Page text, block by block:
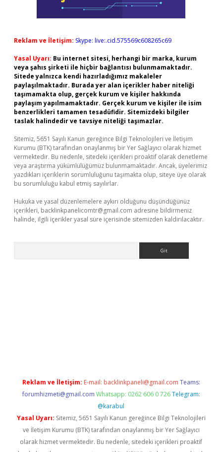
Reklam ve İletişim: Skype: live:.cid.575569c608265c69
Yasal Uyarı: Bu internet sitesi, herhangi bir marka, kurum
veya şahıs şirketi ile hiçbir bağlantısı bulunmamaktadır.
Sitede yalnızca kendi hazırladığımız makaleler
paylaşılmaktadır. Burada yer alan içerikler haber niteliği
taşımamakta olup, gerçek kurum ve kişiler hakkında
paylaşım yapılmamaktadır. Gerçek kurum ve kişiler ile isim
benzerlikleri tamamen tesadüfidir. Sitemizdeki bilgiler
taslak halindedir ve tavsiye niteliği taşımazlar.
Sitemiz, 5651 Sayılı Kanun gereğince Bilgi Teknolojileri ve İletişim
Kurumu (BTK) tarafından onaylanmış bir Yer Sağlayıcı olarak hizmet
vermektedir. Bu nedenle, sitedeki içerikleri proaktif olarak denetleme
veya araştırma yükümlülüğümüz bulunmamaktadır. Ancak, üyelerimiz
yazdıkları içeriklerin sorumluluğunu taşımakta olup, siteye üye olarak
bu sorumluluğu kabul etmiş sayılırlar.
Hukuka ve yasal düzenlemelere aykırı olduğunu düşündüğünüz
içerikleri, backlinkpanelicomtr@gmail.com adresine bildirmeniz
halinde, ilgili içerikler yasal süre içerisinde sitemizden kaldırılacaktır.
Reklam ve İletişim: E-mail: backlinkpaneli@gmail.com Teams:
forumhizmeti@gmail.com Whatsapp: 0262 606 0 726 Telegram:
@karabul
Yasal Uyarı: Sitemiz, 5651 Sayılı Kanun gereğince Bilgi Teknolojileri
ve İletişim Kurumu (BTK) tarafından onaylanmış bir Yer Sağlayıcı
olarak hizmet vermektedir. Bu nedenle, sitedeki içerikleri proaktif